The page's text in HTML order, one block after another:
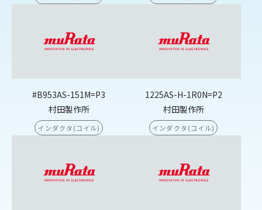
#B953AS-151M=P3
村田製作所
インダクタ(コイル)
1225AS-H-1R0N=P2
村田製作所
インダクタ(コイル)